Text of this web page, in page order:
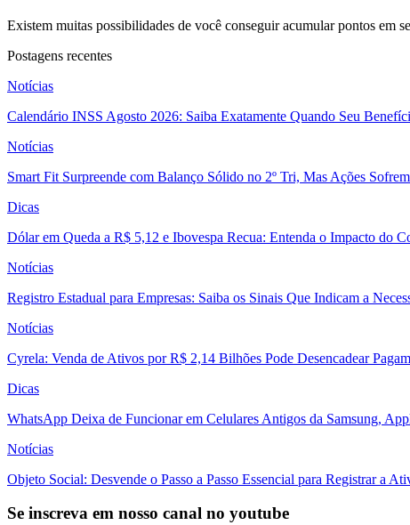
Existem muitas possibilidades de você conseguir acumular pontos em
Postagens recentes
Notícias
Calendário INSS Agosto 2026: Saiba Exatamente Quando Seu
Notícias
Smart Fit Surpreende com Balanço Sólido no 2º Tri, Mas Ações
Dicas
Dólar em Queda a R$ 5,12 e Ibovespa Recua: Entenda o Impacto do
Notícias
Registro Estadual para Empresas: Saiba os Sinais Que Indicam a
Notícias
Cyrela: Venda de Ativos por R$ 2,14 Bilhões Pode Desencadear
Dicas
WhatsApp Deixa de Funcionar em Celulares Antigos da Samsung,
Notícias
Objeto Social: Desvende o Passo a Passo Essencial para Registrar a
Se inscreva em nosso canal no youtube